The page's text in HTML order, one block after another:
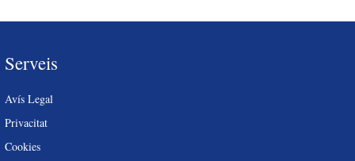
Serveis
Avís Legal
Privacitat
Cookies